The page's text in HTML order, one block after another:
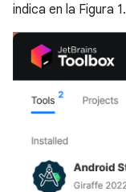
indica en la Figura 1.